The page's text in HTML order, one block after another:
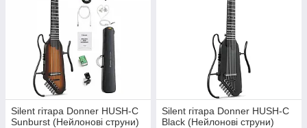
Silent гітара Donner HUSH-C
Sunburst (Нейлонові струни)
Silent гітара Donner HUSH-C
Black (Нейлонові струни)